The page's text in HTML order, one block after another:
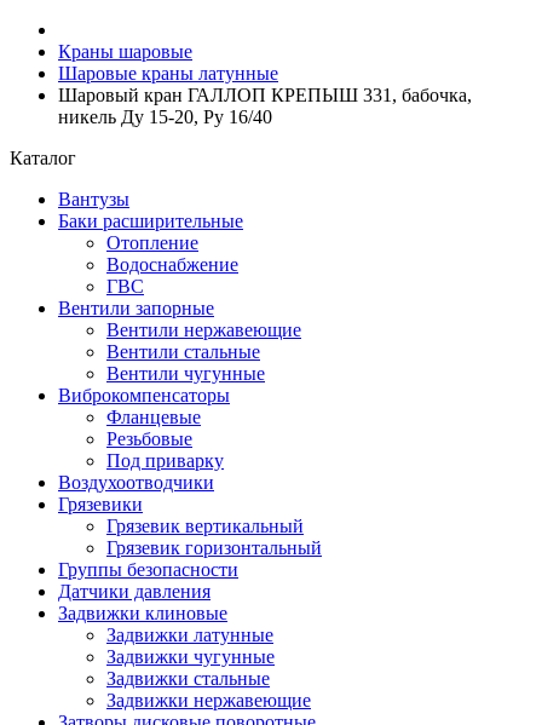
Краны шаровые
Шаровые краны латунные
Шаровый кран ГАЛЛОП КРЕПЫШ 331, бабочка,
никель Ду 15-20, Ру 16/40
Каталог
Вантузы
Баки расширительные
Отопление
Водоснабжение
ГВС
Вентили запорные
Вентили нержавеющие
Вентили стальные
Вентили чугунные
Виброкомпенсаторы
Фланцевые
Резьбовые
Под приварку
Воздухоотводчики
Грязевики
Грязевик вертикальный
Грязевик горизонтальный
Группы безопасности
Датчики давления
Задвижки клиновые
Задвижки латунные
Задвижки чугунные
Задвижки стальные
Задвижки нержавеющие